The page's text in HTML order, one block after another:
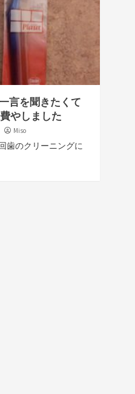
言を聞きたくて
やしました
Miso
歯のクリーニングに